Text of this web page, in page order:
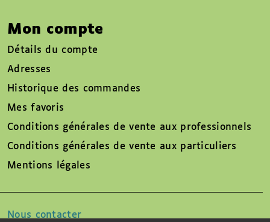
Mon compte
Détails du compte
Adresses
Historique des commandes
Mes favoris
Conditions générales de vente aux professionnels
Conditions générales de vente aux particuliers
Mentions légales
Nous contacter